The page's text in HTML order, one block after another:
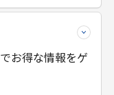
でお得な情報をゲ